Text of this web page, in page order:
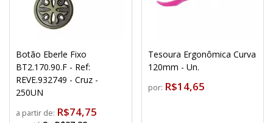
Botão Eberle Fixo
BT2.170.90.F - Ref:
REVE.932749 - Cruz -
250UN
a partir de: R$74,75
Tesoura Ergonômica Curva
120mm - Un.
por: R$14,65